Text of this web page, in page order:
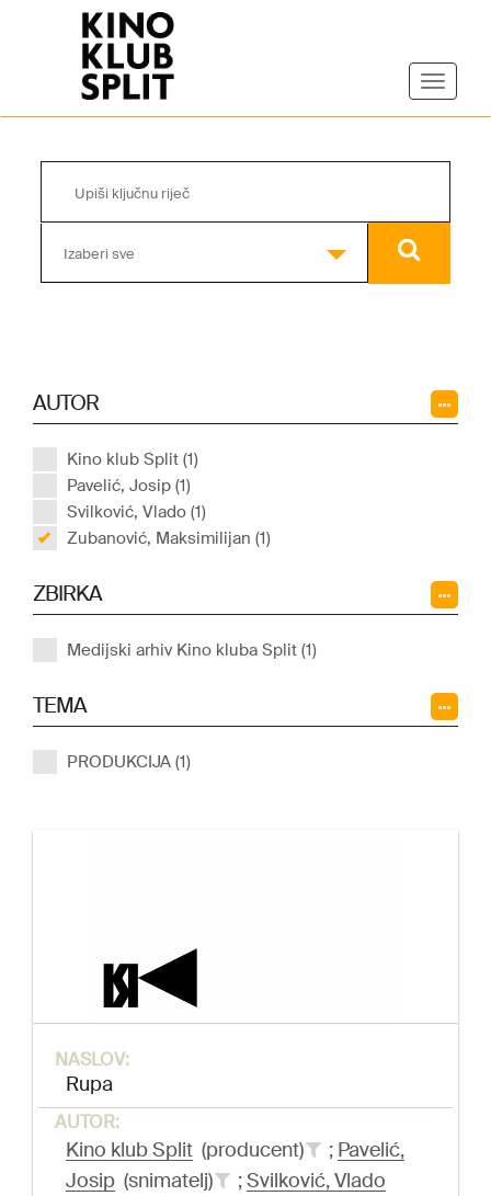
Izaberi sve
AUTOR
Kino klub Split (1)
Pavelić, Josip (1)
Svilković, Vlado (1)
Zubanović, Maksimilijan (1)
ZBIRKA
Medijski arhiv Kino kluba Split (1)
TEMA
PRODUKCIJA (1)
NASLOV:
Rupa
AUTOR:
Kino klub Split (producent) ; Pavelić,
Josip (snimatelj) ;Svilković, Vlado